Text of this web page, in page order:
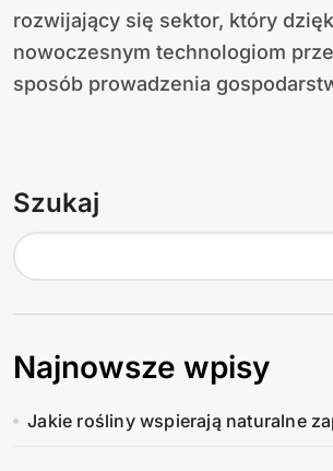
rozwijający się sektor, który
nowoczesnym technologiom
sposób prowadzenia
Szukaj
Najnowsze wpisy
Jakie rośliny wspierają naturalne